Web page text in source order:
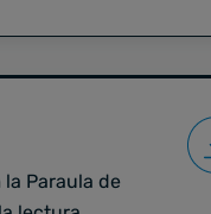
avui, en un
Paraula de